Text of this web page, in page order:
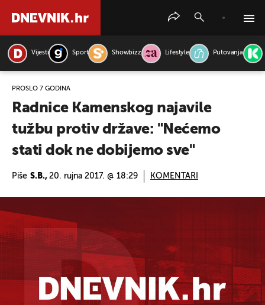
Vijesti Sport Showbizz Lifestyle Putovanja
PROŠLO 7 GODINA
Radnice Kamenskog najavile
tužbu protiv države: "Nećemo
stati dok ne dobijemo sve"
Piše S.B., 20. rujna 2017. @ 18:29 KOMENTARI
PRETRAŽITE VIJESTI